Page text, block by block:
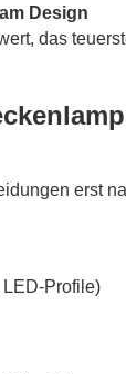
Design
das
erst
Profile)